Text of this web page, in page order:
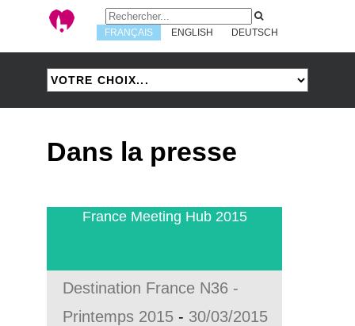
FRANÇAIS ENGLISH DEUTSCH
Dans la presse
France Meeting Hub 2015
Destination France N36 -
Printemps 2015 - 30/03/2015